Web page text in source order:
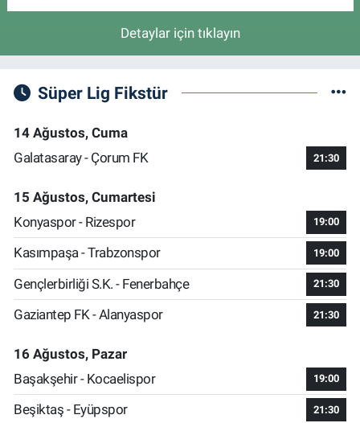
Detaylar için tıklayın
Süper Lig Fikstür
14 Ağustos, Cuma
Galatasaray - Çorum FK
21:30
15 Ağustos, Cumartesi
Konyaspor - Rizespor
19:00
Kasımpaşa - Trabzonspor 19:00
Gençlerbirliği S.K. - Fenerbahçe 21:30
Gaziantep FK - Alanyaspor 21:30
16 Ağustos, Pazar
Başakşehir - Kocaelispor
19:00
Beşiktaş - Eyüpspor 21:30